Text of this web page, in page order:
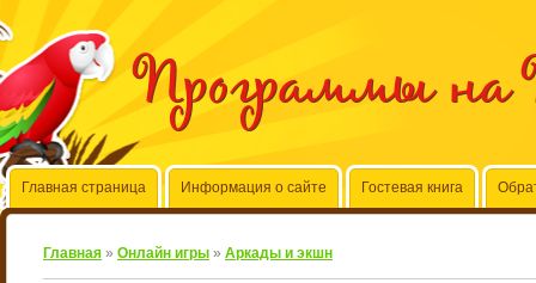
Программы на
Главная страница Информация о сайте Гостевая книга
Главная » Онлайн игры » Аркады и экшн